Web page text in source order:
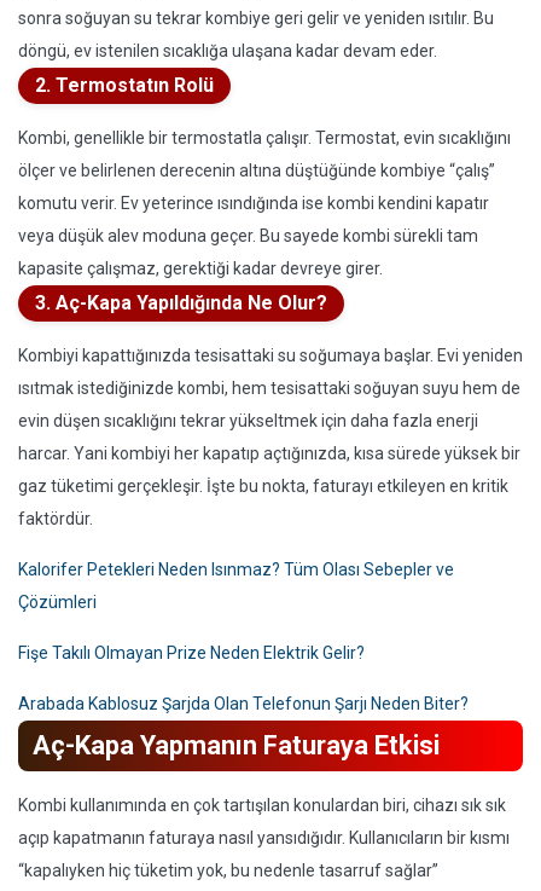
sonra soğuyan su tekrar kombiye geri gelir ve yeniden ısıtılır. Bu
döngü, ev istenilen sıcaklığa ulaşana kadar devam eder.
2. Termostatın Rolü
Kombi, genellikle bir termostatla çalışır. Termostat, evin sıcaklığını
ölçer ve belirlenen derecenin altına düştüğünde kombiye “çalış”
komutu verir. Ev yeterince ısındığında ise kombi kendini kapatır
veya düşük alev moduna geçer. Bu sayede kombi sürekli tam
kapasite çalışmaz, gerektiği kadar devreye girer.
3. Aç-Kapa Yapıldığında Ne Olur?
Kombiyi kapattığınızda tesisattaki su soğumaya başlar. Evi yeniden
ısıtmak istediğinizde kombi, hem tesisattaki soğuyan suyu hem de
evin düşen sıcaklığını tekrar yükseltmek için daha fazla enerji
harcar. Yani kombiyi her kapatıp açtığınızda, kısa sürede yüksek bir
gaz tüketimi gerçekleşir. İşte bu nokta, faturayı etkileyen en kritik
faktördür.
Kalorifer Petekleri Neden Isınmaz? Tüm Olası Sebepler ve
Çözümleri
Fişe Takılı Olmayan Prize Neden Elektrik Gelir?
Arabada Kablosuz Şarjda Olan Telefonun Şarjı Neden Biter?
Aç-Kapa Yapmanın Faturaya Etkisi
Kombi kullanımında en çok tartışılan konulardan biri, cihazı sık sık
açıp kapatmanın faturaya nasıl yansıdığıdır. Kullanıcıların bir kısmı
“kapalıyken hiç tüketim yok, bu nedenle tasarruf sağlar”